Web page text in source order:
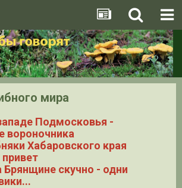
мира
Подмосковья -
вороночника
Хабаровского края
Брянщине скучно - одни